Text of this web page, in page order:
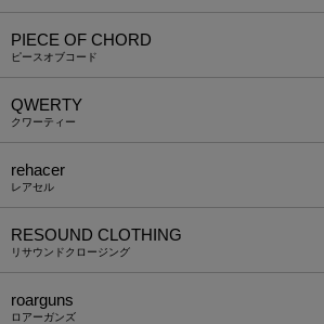
PIECE OF CHORD
ピースオブコード
QWERTY
クワーティー
rehacer
レアセル
RESOUND CLOTHING
リサウンドクロージング
roarguns
ロアーガンズ